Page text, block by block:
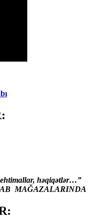
həqiqətlər…”
MAĞAZALARINDA